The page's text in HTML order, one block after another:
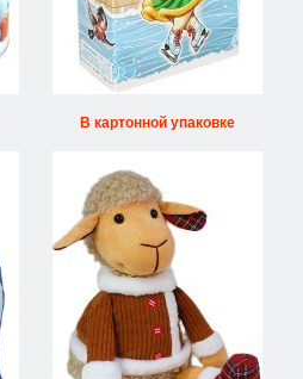
В картонной упаковке